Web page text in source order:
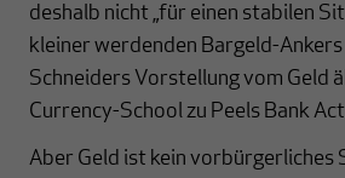
deshalb nicht „für einen stabilen
kleiner werdenden Bargeld-Ankers
Schneiders Vorstellung vom Geld
Currency-School zu Peels Bank
Aber Geld ist kein vorbürgerliches